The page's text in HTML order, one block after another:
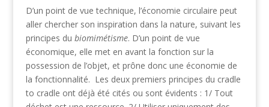
D’un point de vue technique, l’économie circulaire peut
aller chercher son inspiration dans la nature, suivant les
principes du biomimétisme. D’un point de vue
économique, elle met en avant la fonction sur la
possession de l’objet, et prône donc une économie de
la fonctionnalité. Les deux premiers principes du cradle
to cradle ont déjà été cités ou sont évidents : 1/ Tout